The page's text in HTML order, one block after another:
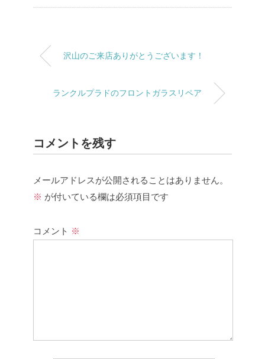
沢山のご来店ありがとうございます！
ランクルプラドのフロントガラスリペア
コメントを残す
メールアドレスが公開されることはありません。
※ が付いている欄は必須項目です
コメント ※